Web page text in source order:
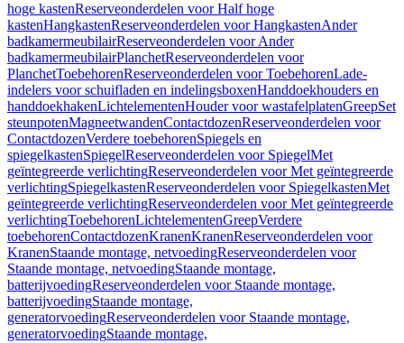
hoge kastenReserveonderdelen voor Half hoge
kastenHangkastenReserveonderdelen voor HangkastenAnder
badkamermeubilairReserveonderdelen voor Ander
badkamermeubilairPlanchetReserveonderdelen voor
PlanchetToebehorenReserveonderdelen voor ToebehorenLade-
indelers voor schuifladen en indelingsboxenHanddoekhouders en
handdoekhakenLichtelementenHouder voor wastafelplatenGreepSet
steunpotenMagneetwandenContactdozenReserveonderdelen voor
ContactdozenVerdere toebehorenSpiegels en
spiegelkastenSpiegelReserveonderdelen voor SpiegelMet
geïntegreerde verlichtingReserveonderdelen voor Met geïntegreerde
verlichtingSpiegelkastenReserveonderdelen voor SpiegelkastenMet
geïntegreerde verlichtingReserveonderdelen voor Met geïntegreerde
verlichtingToebehorenLichtelementenGreepVerdere
toebehorenContactdozenKranenKranenReserveonderdelen voor
KranenStaande montage, netvoedingReserveonderdelen voor
Staande montage, netvoedingStaande montage,
batterijvoedingReserveonderdelen voor Staande montage,
batterijvoedingStaande montage,
generatorvoedingReserveonderdelen voor Staande montage,
generatorvoedingStaande montage,